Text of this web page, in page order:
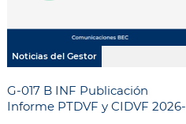
Noticias del Gestor
G-017 B INF Publicación
Informe PTDVF y CIDVF 2026-